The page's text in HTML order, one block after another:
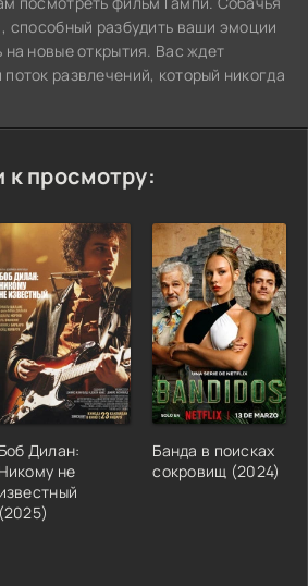
способный разбудить ваши эмоции
на новые открытия. Вас ждет
развлечений, который никогда
просмотру:
Боб Дилан:
Никому не
известный
(2025)
Банда в поисках
сокровищ (2024)